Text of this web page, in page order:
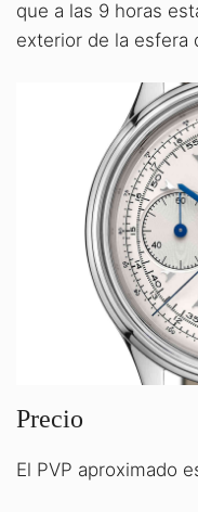
que a las 9 horas
exterior de la esfera
Precio
El PVP aproximado